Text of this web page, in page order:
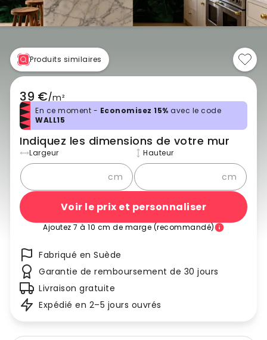
Produits similaires
39 €/m²
En ce moment - Economisez 15% avec le code
WALL15
Indiquez les dimensions de votre mur
Largeur
cm
Hauteur
cm
Voir le prix et personnaliser
Ajoutez 7 à 10 cm de marge (recommandé)
Fabriqué en Suède
Garantie de remboursement de 30 jours
Livraison gratuite
Expédié en 2–5 jours ouvrés